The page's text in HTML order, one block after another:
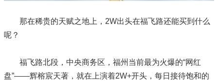
那在稀贵的天赋之地上，2W出头在福飞路还能买到什么
呢？
福飞路北段，中央商务区，福州当前最为火爆的“网红
盘”——辉榕宸天著，就在上演着2W+开头，每日接待饱和的